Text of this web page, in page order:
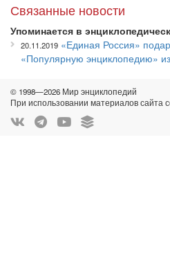
Связанные новости
Упоминается в
20.11.2019 «Единая Россия»
«Популярную энциклопедию»
© 1998—2026 Мир энциклопедий
При использовании материалов сайта